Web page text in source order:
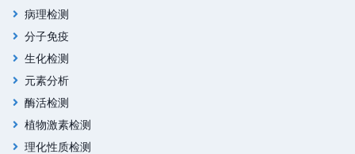
病理检测
分子免疫
生化检测
元素分析
酶活检测
植物激素检测
理化性质检测